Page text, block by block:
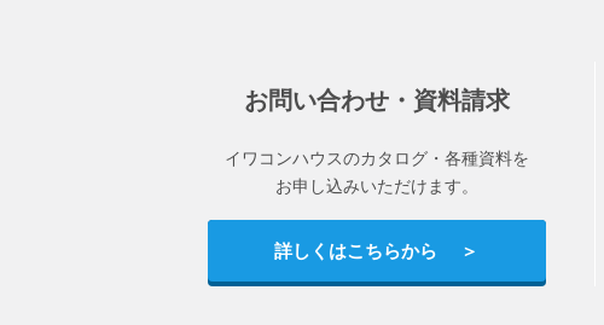
お問い合わせ・資料請求
イワコンハウスのカタログ・各種資料を
お申し込みいただけます。
詳しくはこちらから